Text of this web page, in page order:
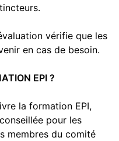
vérifie que les
en cas de besoin.
EPI ?
la formation EPI,
pour les
membres du comité